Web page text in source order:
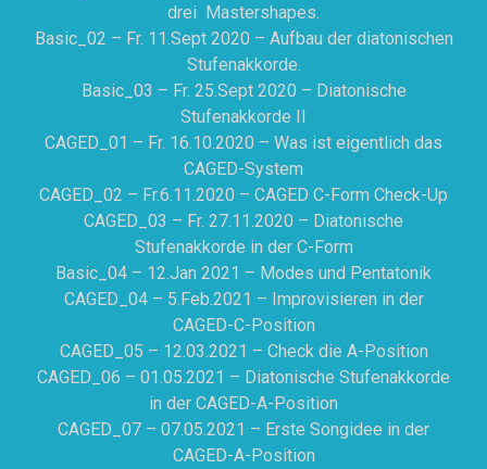
drei Mastershapes.
Basic_02 – Fr. 11.Sept 2020 – Aufbau der diatonischen
Stufenakkorde.
Basic_03 – Fr. 25.Sept 2020 – Diatonische
Stufenakkorde II
CAGED_01 – Fr. 16.10.2020 – Was ist eigentlich das
CAGED-System
CAGED_02 – Fr.6.11.2020 – CAGED C-Form Check-Up
CAGED_03 – Fr. 27.11.2020 – Diatonische
Stufenakkorde in der C-Form
Basic_04 – 12.Jan 2021 – Modes und Pentatonik
CAGED_04 – 5.Feb.2021 – Improvisieren in der
CAGED-C-Position
CAGED_05 – 12.03.2021 – Check die A-Position
CAGED_06 – 01.05.2021 – Diatonische Stufenakkorde
in der CAGED-A-Position
CAGED_07 – 07.05.2021 – Erste Songidee in der
CAGED-A-Position